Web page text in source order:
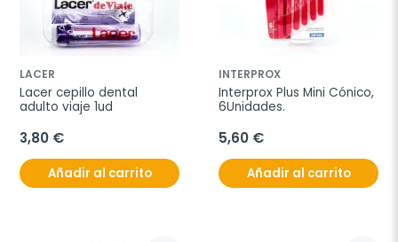
LACER
Lacer cepillo dental
adulto viaje 1ud
3,80 €
Añadir al carrito
INTERPROX
Interprox Plus Mini Cónico,
6Unidades.
5,60 €
Añadir al carrito